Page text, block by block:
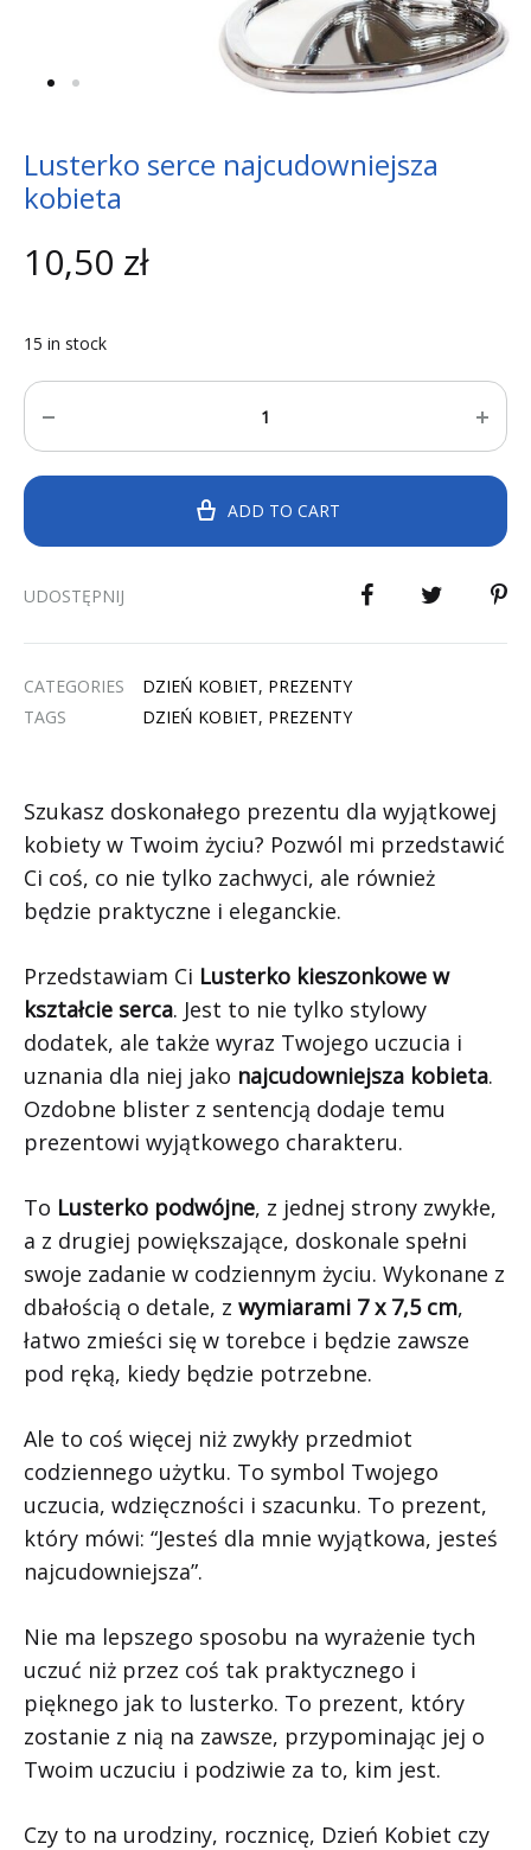
Lusterko serce najcudowniejsza
kobieta
10,50 zł
15 in stock
Quantity
ADD TO CART
UDOSTĘPNIJ
CATEGORIES DZIEŃ KOBIET, PREZENTY
TAGS
DZIEŃ KOBIET, PREZENTY
Szukasz doskonałego prezentu dla wyjątkowej
kobiety w Twoim życiu? Pozwól mi przedstawić
Ci coś, co nie tylko zachwyci, ale również
będzie praktyczne i eleganckie.
Przedstawiam Ci Lusterko kieszonkowe w
kształcie serca. Jest to nie tylko stylowy
dodatek, ale także wyraz Twojego uczucia i
uznania dla niej jako najcudowniejsza kobieta.
Ozdobne blister z sentencją dodaje temu
prezentowi wyjątkowego charakteru.
To Lusterko podwójne, z jednej strony zwykłe,
a z drugiej powiększające, doskonale spełni
swoje zadanie w codziennym życiu. Wykonane z
dbałością o detale, z wymiarami 7 x 7,5 cm,
łatwo zmieści się w torebce i będzie zawsze
pod ręką, kiedy będzie potrzebne.
Ale to coś więcej niż zwykły przedmiot
codziennego użytku. To symbol Twojego
uczucia, wdzięczności i szacunku. To prezent,
który mówi: “Jesteś dla mnie wyjątkowa, jesteś
najcudowniejsza”.
Nie ma lepszego sposobu na wyrażenie tych
uczuć niż przez coś tak praktycznego i
pięknego jak to lusterko. To prezent, który
zostanie z nią na zawsze, przypominając jej o
Twoim uczuciu i podziwie za to, kim jest.
Czy to na urodziny, rocznicę, Dzień Kobiet czy